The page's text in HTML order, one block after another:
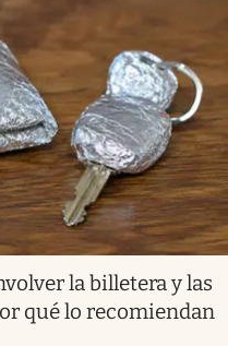
la billetera y las
qué lo recomiendan